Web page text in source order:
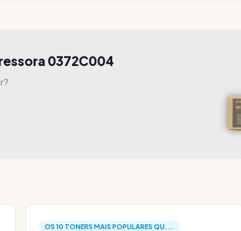
0372C004
OS 10 TONERS MAIS POPULARES QU...